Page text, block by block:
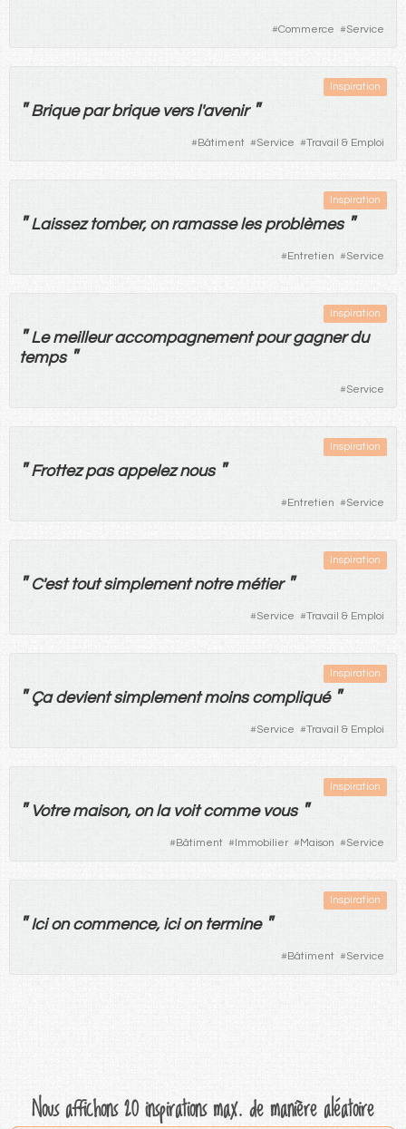
#Commerce #Service
Inspiration
" Brique par brique versl'avenir "
#Bâtiment #Service #Travail & Emploi
Inspiration
" Laissez tomber, on ramasse les problèmes "
#Entretien #Service
Inspiration
" Le meilleur accompagnement pour gagner du
temps "
#Service
Inspiration
" Frottez pas appelez nous "
#Entretien #Service
Inspiration
"C'est tout simplement notre métier "
#Service #Travail & Emploi
Inspiration
" Ça devient simplement moins compliqué "
#Service #Travail & Emploi
Inspiration
" Votre maison, on la voit comme vous "
#Bâtiment #Immobilier #Maison #Service
Inspiration
" Ici on commence, ici on termine "
#Bâtiment #Service
Nous affichons 20 inspirations max. de manière aléatoire